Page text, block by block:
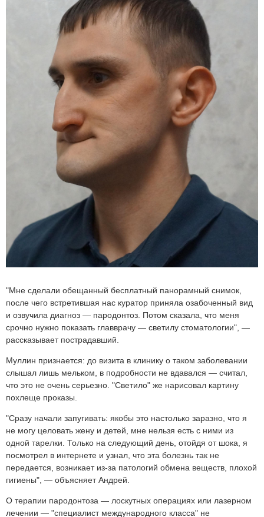
"Мне сделали обещанный бесплатный панорамный снимок,
после чего встретившая нас куратор приняла озабоченный вид
и озвучила диагноз — пародонтоз. Потом сказала, что меня
срочно нужно показать главврачу — светилу стоматологии", —
рассказывает пострадавший.
Муллин признается: до визита в клинику о таком заболевании
слышал лишь мельком, в подробности не вдавался — считал,
что это не очень серьезно. "Светило" же нарисовал картину
похлеще проказы.
"Сразу начали запугивать: якобы это настолько заразно, что я
не могу целовать жену и детей, мне нельзя есть с ними из
одной тарелки. Только на следующий день, отойдя от шока, я
посмотрел в интернете и узнал, что эта болезнь так не
передается, возникает из-за патологий обмена веществ, плохой
гигиены", — объясняет Андрей.
О терапии пародонтоза — лоскутных операциях или лазерном
лечении — "специалист международного класса" не